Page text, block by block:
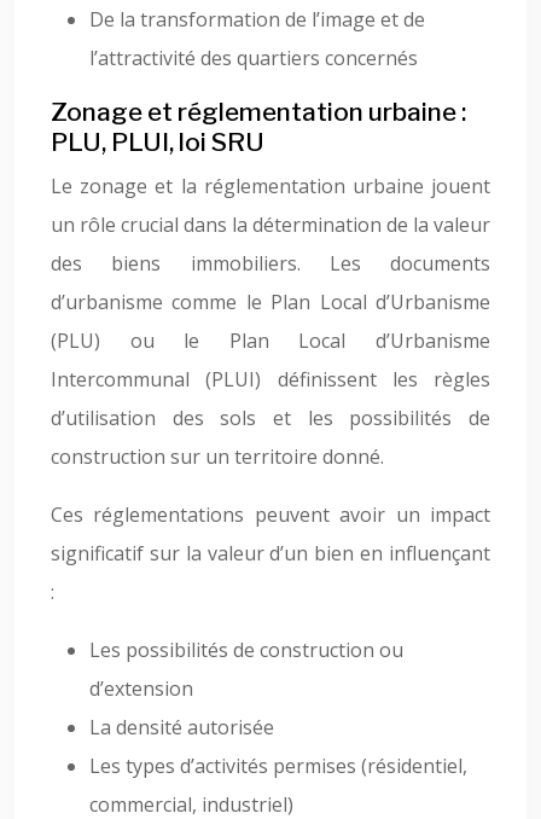
De la transformation de l’image et de
l’attractivité des quartiers concernés
Zonage et réglementation urbaine :
PLU, PLUI, loi SRU
Le zonage et la réglementation urbaine jouent
un rôle crucial dans la détermination de la valeur
des biens immobiliers. Les documents
d’urbanisme comme le Plan Local d’Urbanisme
(PLU) ou le Plan Local d’Urbanisme
Intercommunal (PLUI) définissent les règles
d’utilisation des sols et les possibilités de
construction sur un territoire donné.
Ces réglementations peuvent avoir un impact
significatif sur la valeur d’un bien en influençant
:
Les possibilités de construction ou
d’extension
La densité autorisée
Les types d’activités permises (résidentiel,
commercial, industriel)